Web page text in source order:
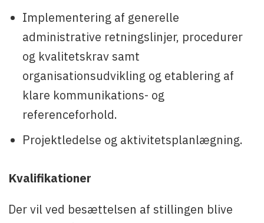
Implementering af generelle
administrative retningslinjer, procedurer
og kvalitetskrav samt
organisationsudvikling og etablering af
klare kommunikations- og
referenceforhold.
Projektledelse og aktivitetsplanlægning.
Kvalifikationer
Der vil ved besættelsen af stillingen blive